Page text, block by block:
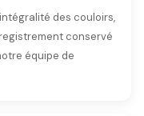
des couloirs,
conservé
équipe de